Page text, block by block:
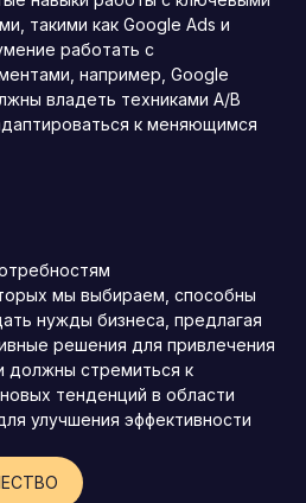
такими как Google Ads и
работать с
например, Google
владеть техниками A/B
к меняющимся
мы выбираем, способны
нужды бизнеса, предлагая
решения для привлечения
должны стремиться к
тенденций в области
улучшения эффективности